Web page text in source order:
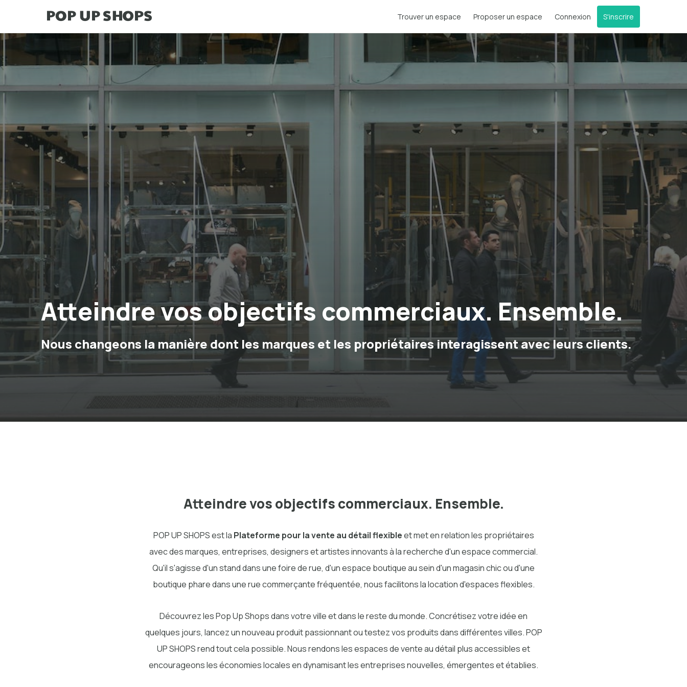
Trouver un espace Proposer un espace Connexion S'inscrire
Atteindre vos objectifs commerciaux. Ensemble.
Nous changeons la manière dont les marques et les propriétaires interagissent avec leurs clients.
Atteindre vos objectifs commerciaux. Ensemble.
POP UP SHOPS est la Plateforme pour la vente au détail flexibleet met en relation les propriétaires
avec des marques, entreprises, designers et artistes innovants à la recherche d'un espace commercial.
Qu'il s'agisse d'un stand dans une foire de rue, d'un espace boutique au sein d'un magasin chic ou d'une
boutique phare dans une rue commerçante fréquentée, nous facilitons la location d'espaces flexibles.
Découvrez les Pop Up Shops dans votre ville et dans le reste du monde. Concrétisez votre idée en
quelques jours, lancez un nouveau produit passionnant ou testez vos produits dans différentes villes. POP
UP SHOPS rend tout cela possible. Nous rendons les espaces de vente au détail plus accessibles et
encourageons les économies locales en dynamisant les entreprises nouvelles, émergentes et établies.